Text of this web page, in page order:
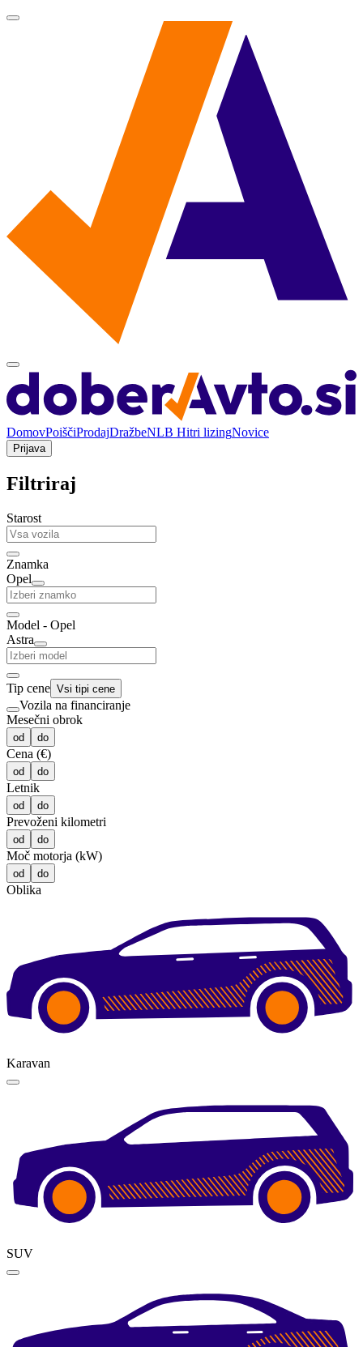
DomovPoiščiProdajDražbeNLB Hitri lizingNovice
Prijava
Filtriraj
Starost
Znamka
Opel
Model - Opel
Astra
Tip cene Vsi tipi cene
Vozila na financiranje
Mesečni obrok
od do
Cena (€)
od do
Letnik
od do
Prevoženi kilometri
od do
Moč motorja (kW)
od do
Oblika
Karavan
SUV